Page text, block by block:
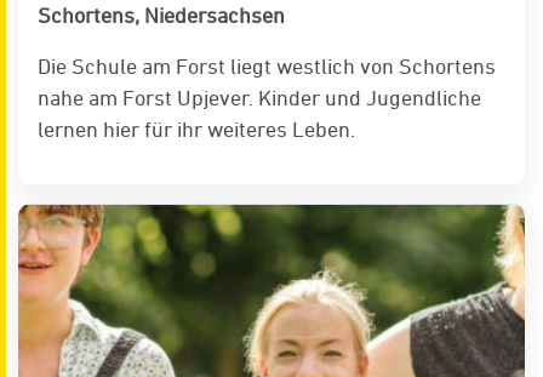
Schortens, Niedersachsen
Die Schule am Forst liegt westlich von Schortens
nahe am Forst Upjever. Kinder und Jugendliche
lernen hier für ihr weiteres Leben.